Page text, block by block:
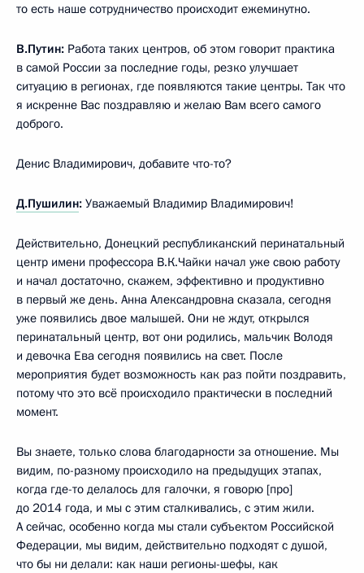
то есть наше сотрудничество происходит ежеминутно.
В.Путин: Работа таких центров, об этом говорит практика
в самой России за последние годы, резко улучшает
ситуацию в регионах, где появляются такие центры. Так что
я искренне Вас поздравляю и желаю Вам всего самого
доброго.
Денис Владимирович, добавите что-то?
Д.Пушилин: Уважаемый Владимир Владимирович!
Действительно, Донецкий республиканский перинатальный
центр имени профессора В.К.Чайки начал уже свою работу
и начал достаточно, скажем, эффективно и продуктивно
в первый же день. Анна Александровна сказала, сегодня
уже появились двое малышей. Они не ждут, открылся
перинатальный центр, вот они родились, мальчик Володя
и девочка Ева сегодня появились на свет. После
мероприятия будет возможность как раз пойти поздравить,
потому что это всё происходило практически в последний
момент.
Вы знаете, только слова благодарности за отношение. Мы
видим, по-разному происходило на предыдущих этапах,
когда где-то делалось для галочки, я говорю [про]
до 2014 года, и мы с этим сталкивались, с этим жили.
А сейчас, особенно когда мы стали субъектом Российской
Федерации, мы видим, действительно подходят с душой,
что бы ни делали: как наши регионы-шефы, как